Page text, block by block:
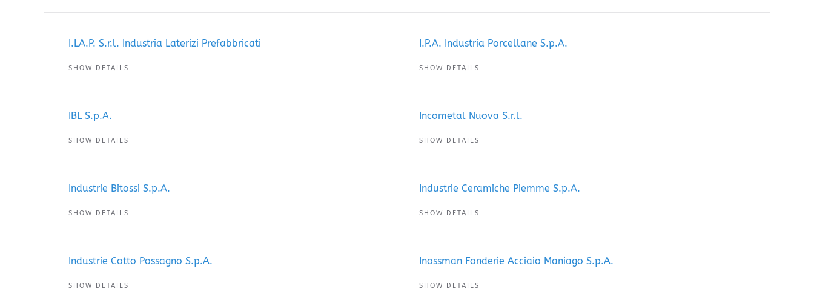
I.LA.P. S.r.l. Industria Laterizi Prefabbricati
SHOW DETAILS
I.P.A. Industria Porcellane S.p.A.
SHOW DETAILS
IBL S.p.A.
SHOW DETAILS
Incometal Nuova S.r.l.
SHOW DETAILS
Industrie Bitossi S.p.A.
SHOW DETAILS
Industrie Ceramiche Piemme S.p.A.
SHOW DETAILS
Industrie Cotto Possagno S.p.A.
SHOW DETAILS
Inossman Fonderie Acciaio Maniago S.p.A.
SHOW DETAILS